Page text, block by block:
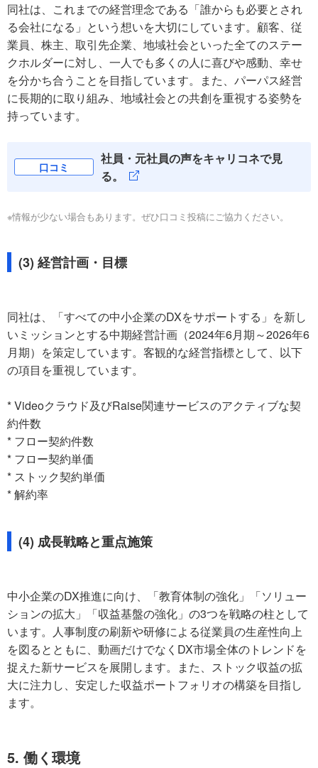
同社は、これまでの経営理念である「誰からも必要とされ
る会社になる」という想いを大切にしています。顧客、従
業員、株主、取引先企業、地域社会といった全てのステー
クホルダーに対し、一人でも多くの人に喜びや感動、幸せ
を分かち合うことを目指しています。また、パーパス経営
に長期的に取り組み、地域社会との共創を重視する姿勢を
持っています。
口コミ
社員・元社員の声をキャリコネで見
る。
※情報が少ない場合もあります。ぜひ口コミ投稿にご協力ください。
(3) 経営計画・目標
同社は、「すべての中小企業のDXをサポートする」を新し
いミッションとする中期経営計画（2024年6月期～2026年6
月期）を策定しています。客観的な経営指標として、以下
の項目を重視しています。
* Videoクラウド及びRaise関連サービスのアクティブな契
約件数
* フロー契約件数
* フロー契約単価
* ストック契約単価
* 解約率
(4) 成長戦略と重点施策
中小企業のDX推進に向け、「教育体制の強化」「ソリュー
ションの拡大」「収益基盤の強化」の3つを戦略の柱として
います。人事制度の刷新や研修による従業員の生産性向上
を図るとともに、動画だけでなくDX市場全体のトレンドを
捉えた新サービスを展開します。また、ストック収益の拡
大に注力し、安定した収益ポートフォリオの構築を目指し
ます。
5. 働く環境